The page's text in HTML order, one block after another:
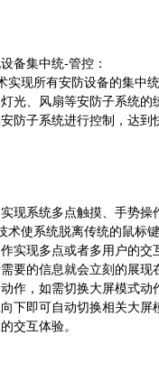
备集中统-管控：
实现所有安防设备的集中
光、风扇等安防子系统的
防子系统进行控制，达到
现系统多点触摸、手势操
术使系统脱离传统的鼠标
实现多点或者多用户的交
要的信息就会立刻的展现
作，如需切换大屏模式动
下即可自动切换相关大屏
交互体验。